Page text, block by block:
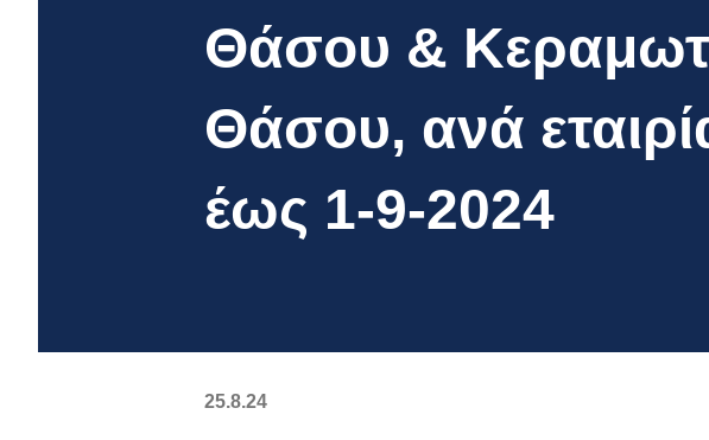
Θάσου &
Θάσου, ανά
έως 1-9-2024
25.8.24